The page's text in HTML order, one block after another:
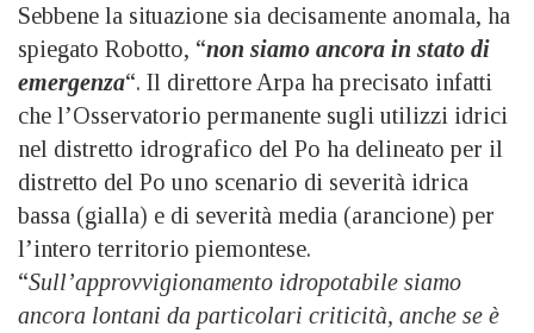
Sebbene la situazione sia decisamente anomala, ha
spiegato Robotto, “non siamo ancora in stato di
emergenza“. Il direttore Arpa ha precisato infatti
che l’Osservatorio permanente sugli utilizzi idrici
nel distretto idrografico del Po ha delineato per il
distretto del Po uno scenario di severità idrica
bassa (gialla) e di severità media (arancione) per
l’intero territorio piemontese.
“Sull’approvvigionamento idropotabile siamo
ancora lontani da particolari criticità, anche se è